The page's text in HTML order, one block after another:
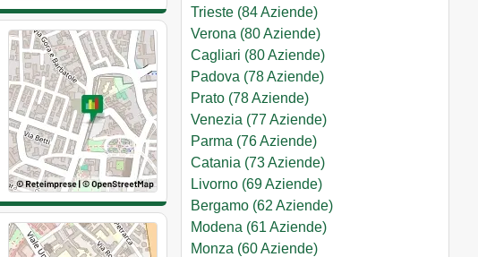
Trieste (84 Aziende)
Verona (80 Aziende)
Cagliari (80 Aziende)
Padova (78 Aziende)
Prato (78 Aziende)
Venezia (77 Aziende)
Parma (76 Aziende)
Catania (73 Aziende)
Livorno (69 Aziende)
Bergamo (62 Aziende)
Modena (61 Aziende)
Monza (60 Aziende)